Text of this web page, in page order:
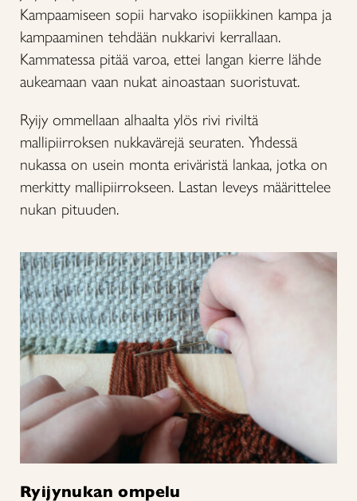
Kampaamiseen sopii harvako isopiikkinen kampa ja
kampaaminen tehdään nukkarivi kerrallaan.
Kammatessa pitää varoa, ettei langan kierre lähde
aukeamaan vaan nukat ainoastaan suoristuvat.
Ryijy ommellaan alhaalta ylös rivi riviltä
mallipiirroksen nukkavärejä seuraten. Yhdessä
nukassa on usein monta eriväristä lankaa, jotka on
merkitty mallipiirrokseen. Lastan leveys määrittelee
nukan pituuden.
Ryijynukan ompelu